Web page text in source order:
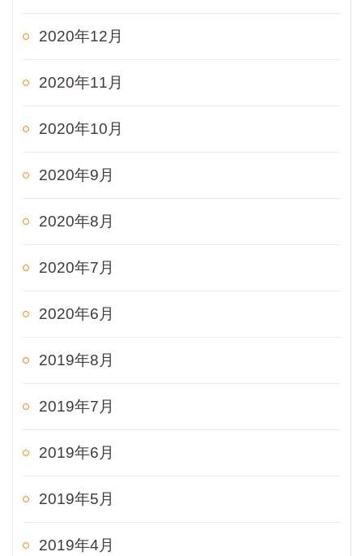
2020年12月
2020年11月
2020年10月
2020年9月
2020年8月
2020年7月
2020年6月
2019年8月
2019年7月
2019年6月
2019年5月
2019年4月